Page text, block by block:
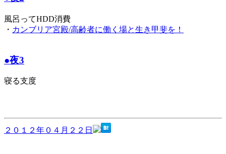
風呂ってHDD消費
・ カンブリア宮殿/高齢者に働く場と生き甲斐を！
●夜3
寝る支度
２０１２年０４月２２日